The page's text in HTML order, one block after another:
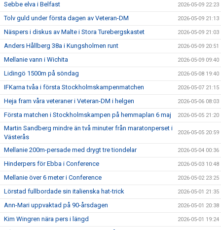
Sebbe elva i Belfast 2026-05-09 22:23
Tolv guld under första dagen av Veteran-DM 2026-05-09 21:13
Näspers i diskus av Malte i Stora Turebergskastet 2026-05-09 21:03
Anders Hållberg 38a i Kungsholmen runt 2026-05-09 20:51
Mellanie vann i Wichita 2026-05-09 09:40
Lidingö 1500m på söndag 2026-05-08 19:40
IFKarna tvåa i första Stockholmskampenmatchen 2026-05-07 21:15
Heja fram våra veteraner i Veteran-DM i helgen 2026-05-06 08:03
Första matchen i Stockholmskampen på hemmaplan 6 maj 2026-05-05 21:20
Martin Sandberg mindre än två minuter från maratonperset i
Västerås
2026-05-05 20:59
Mellanie 200m-persade med drygt tre tiondelar 2026-05-04 00:36
Hinderpers för Ebba i Conference 2026-05-03 10:48
Mellanie över 6 meter i Conference 2026-05-02 23:25
Lörstad fullbordade sin italienska hat-trick 2026-05-01 21:35
Ann-Mari uppvaktad på 90-årsdagen 2026-05-01 20:38
Kim Wingren nära pers i längd 2026-05-01 19:24